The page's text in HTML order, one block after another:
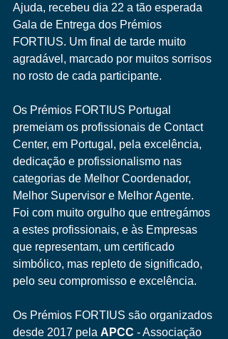
Ajuda, recebeu dia 22 a tão esperada
Gala de Entrega dos Prémios
FORTIUS. Um final de tarde muito
agradável, marcado por muitos sorrisos
no rosto de cada participante.
Os Prémios FORTIUS Portugal
premeiam os profissionais de Contact
Center, em Portugal, pela excelência,
dedicação e profissionalismo nas
categorias de Melhor Coordenador,
Melhor Supervisor e Melhor Agente.
Foi com muito orgulho que entregámos
a estes profissionais, e às Empresas
que representam, um certificado
simbólico, mas repleto de significado,
pelo seu compromisso e excelência.
Os Prémios FORTIUS são organizados
desde 2017 pela APCC - Associação